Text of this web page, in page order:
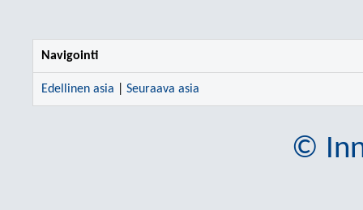
Navigointi
Edellinen asia Seuraava asia
©